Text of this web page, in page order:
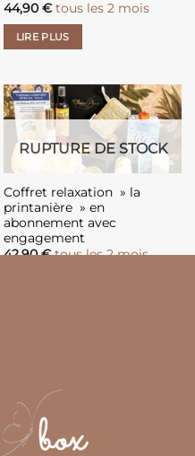
44,90 € tous les 2 mois
LIRE PLUS
RUPTURE DE STOCK
Coffret relaxation » la
printanière » en
abonnement avec
engagement
42,90€ tous les 2 mois